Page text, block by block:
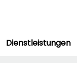
Dienstleistungen